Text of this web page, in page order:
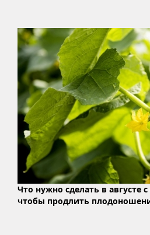
Что нужно сделать в августе
чтобы продлить